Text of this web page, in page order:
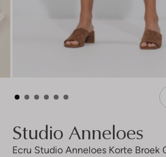
Studio Anneloes
Ecru Studio Anneloes Korte Broek